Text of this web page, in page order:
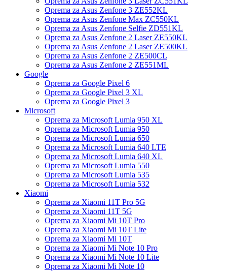
Oprema za Asus Zenfone 3 ZE552KL
Oprema za Asus Zenfone Max ZC550KL
Oprema za Asus Zenfone Selfie ZD551KL
Oprema za Asus Zenfone 2 Laser ZE550KL
Oprema za Asus Zenfone 2 Laser ZE500KL
Oprema za Asus Zenfone 2 ZE500CL
Oprema za Asus Zenfone 2 ZE551ML
Google
Oprema za Google Pixel 6
Oprema za Google Pixel 3 XL
Oprema za Google Pixel 3
Microsoft
Oprema za Microsoft Lumia 950 XL
Oprema za Microsoft Lumia 950
Oprema za Microsoft Lumia 650
Oprema za Microsoft Lumia 640 LTE
Oprema za Microsoft Lumia 640 XL
Oprema za Microsoft Lumia 550
Oprema za Microsoft Lumia 535
Oprema za Microsoft Lumia 532
Xiaomi
Oprema za Xiaomi 11T Pro 5G
Oprema za Xiaomi 11T 5G
Oprema za Xiaomi Mi 10T Pro
Oprema za Xiaomi Mi 10T Lite
Oprema za Xiaomi Mi 10T
Oprema za Xiaomi Mi Note 10 Pro
Oprema za Xiaomi Mi Note 10 Lite
Oprema za Xiaomi Mi Note 10